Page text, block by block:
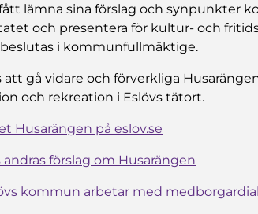
fått lämna sina förslag och synpunkter
och presentera för kultur- och
i kommunfullmäktige.
att gå vidare och förverkliga
och rekreation i Eslövs tätort.
Husarängen på eslov.se
förslag om Husarängen
kommun arbetar med